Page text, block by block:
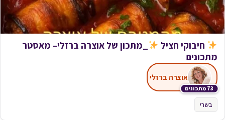
חיבוקי חציל
_מתכון של אוצרה ברזלי– מאסטר
מתכונים
73 מתכונים
אוצרה ברזלי
בשרי